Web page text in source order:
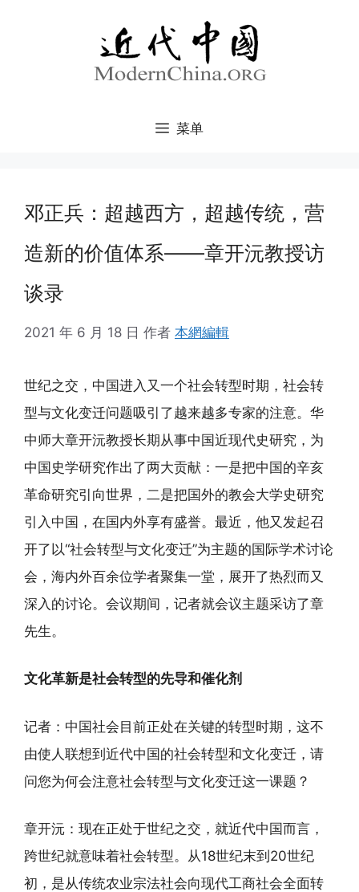
菜单
邓正兵：超越西方，超越传统，营
造新的价值体系——章开沅教授访
谈录
2021 年 6 月 18 日 作者 本網編輯
世纪之交，中国进入又一个社会转型时期，社会转
型与文化变迁问题吸引了越来越多专家的注意。华
中师大章开沅教授长期从事中国近现代史研究，为
中国史学研究作出了两大贡献：一是把中国的辛亥
革命研究引向世界，二是把国外的教会大学史研究
引入中国，在国内外享有盛誉。最近，他又发起召
开了以“社会转型与文化变迁”为主题的国际学术讨论
会，海内外百余位学者聚集一堂，展开了热烈而又
深入的讨论。会议期间，记者就会议主题采访了章
先生。
文化革新是社会转型的先导和催化剂
记者：中国社会目前正处在关键的转型时期，这不
由使人联想到近代中国的社会转型和文化变迁，请
问您为何会注意社会转型与文化变迁这一课题？
章开沅：现在正处于世纪之交，就近代中国而言，
跨世纪就意味着社会转型。从18世纪末到20世纪
初，是从传统农业宗法社会向现代工商社会全面转